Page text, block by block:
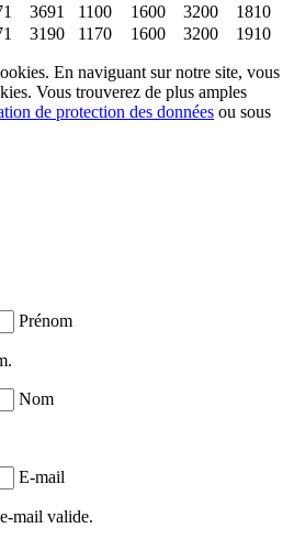
3691 1100 1600 3200
1810
3190 1170 1600 3200 1910
En naviguant sur notre site, vous
Vous trouverez de plus amples
de protection des données ou sous
Prénom
Nom
E-mail
mail valide.